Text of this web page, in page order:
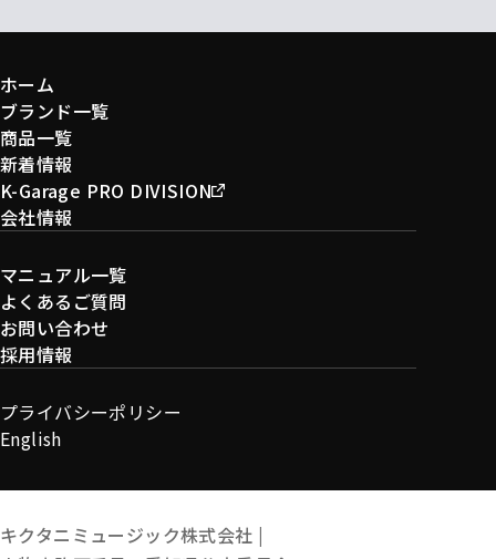
ホーム
ブランド一覧
商品一覧
新着情報
K-Garage PRO DIVISION
会社情報
マニュアル一覧
よくあるご質問
お問い合わせ
採用情報
プライバシーポリシー
English
キクタニミュージック株式会社 |